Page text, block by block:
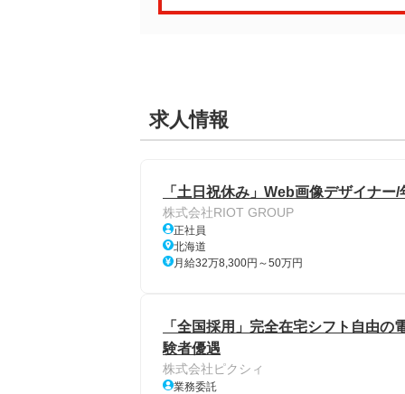
求人情報
「土日祝休み」Web画像デザイナー
株式会社RIOT GROUP
正社員
北海道
月給32万8,300円～50万円
「全国採用」完全在宅シフト自由
験者優遇
株式会社ピクシィ
業務委託